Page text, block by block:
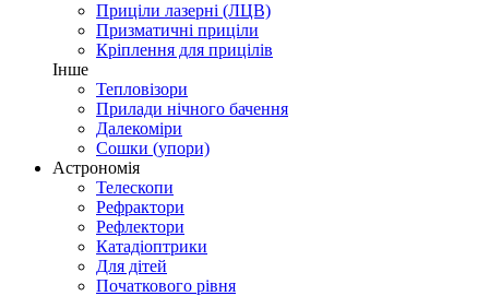
Приціли лазерні (ЛЦВ)
Призматичні приціли
Кріплення для прицілів
Інше
Тепловізори
Прилади нічного бачення
Далекоміри
Сошки (упори)
Астрономія
Телескопи
Рефрактори
Рефлектори
Катадіоптрики
Для дітей
Початкового рівня